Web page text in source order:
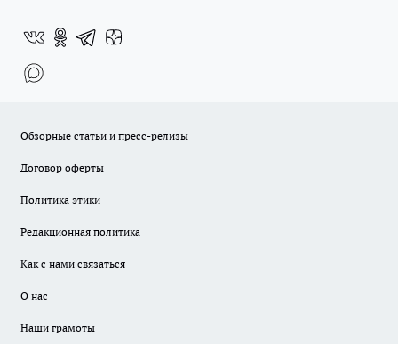
Обзорные статьи и пресс-релизы
Договор оферты
Политика этики
Редакционная политика
Как с нами связаться
О нас
Наши грамоты